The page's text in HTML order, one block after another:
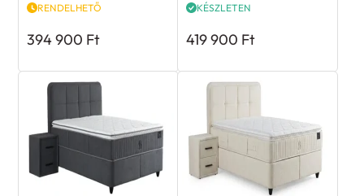
RENDELHETŐ
394 900 Ft
KÉSZLETEN
419 900 Ft